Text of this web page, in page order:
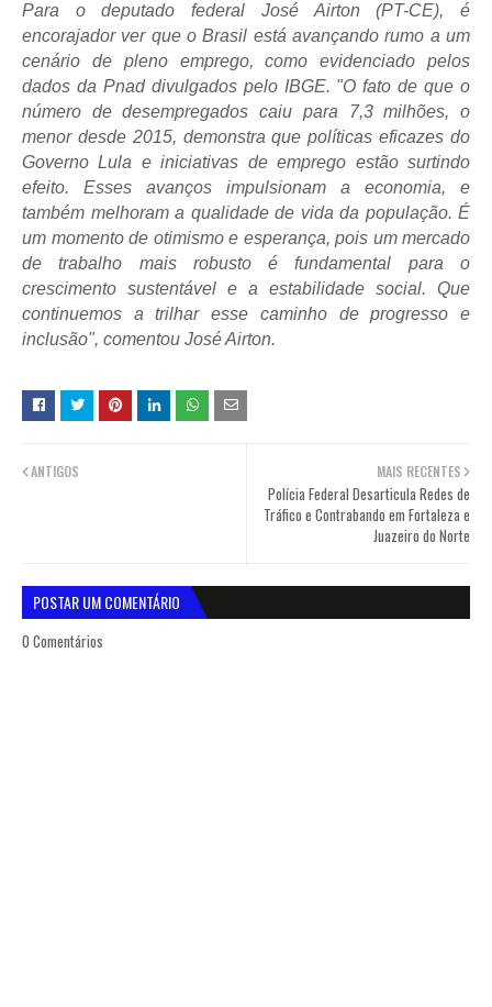
Para o deputado federal José Airton (PT-CE), é
encorajador ver que o Brasil está avançando rumo a um
cenário de pleno emprego, como evidenciado pelos
dados da Pnad divulgados pelo IBGE. "O fato de que o
número de desempregados caiu para 7,3 milhões, o
menor desde 2015, demonstra que políticas eficazes do
Governo Lula e iniciativas de emprego estão surtindo
efeito. Esses avanços impulsionam a economia, e
também melhoram a qualidade de vida da população. É
um momento de otimismo e esperança, pois um mercado
de trabalho mais robusto é fundamental para o
crescimento sustentável e a estabilidade social. Que
continuemos a trilhar esse caminho de progresso e
inclusão", comentou José Airton.
MAIS RECENTES
Polícia Federal Desarticula Redes de
Tráfico e Contrabando em Fortaleza e
Juazeiro do Norte
ANTIGOS
POSTAR UM COMENTÁRIO
0 Comentários